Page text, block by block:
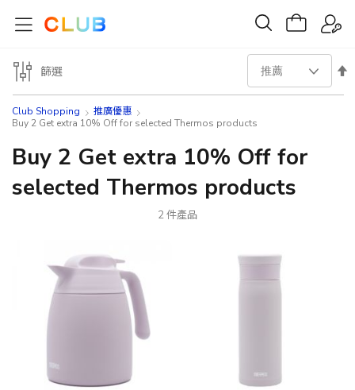
Club Shopping
推廣優惠
Buy 2 Get extra 10% Off for selected Thermos products
Buy 2 Get extra 10% Off for
selected Thermos products
2件產品
設
篩選